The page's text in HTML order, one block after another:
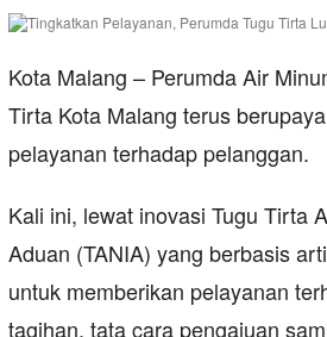
Kota Malang – Perumda Air
Tirta Kota Malang terus
pelayanan terhadap pelanggan.
Kali ini, lewat inovasi Tugu Tirta
Aduan (TANIA) yang berbasis
untuk memberikan pelayanan
tagihan, tata cara pengajuan